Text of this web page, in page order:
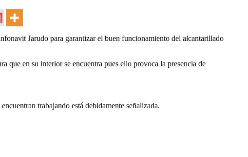
Jarudo para garantizar el buen funcionamiento del alcantarillado
que en su interior se encuentra pues ello provoca la presencia de
trabajando está debidamente señalizada.